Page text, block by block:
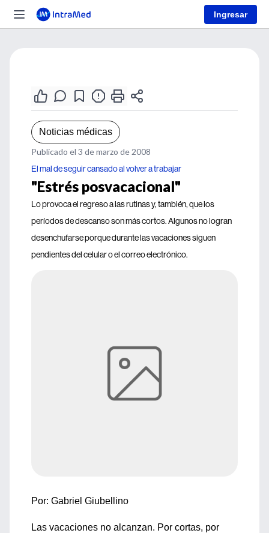
Ingresar
Noticias médicas
Publicado el 3 de marzo de 2008
El mal de seguir cansado al volver a trabajar
"Estrés posvacacional"
Lo provoca el regreso a las rutinas y, también, que los
períodos de descanso son más cortos. Algunos no logran
desenchufarse porque durante las vacaciones siguen
pendientes del celular o el correo electrónico.
Por: Gabriel Giubellino
Las vacaciones no alcanzan. Por cortas, por